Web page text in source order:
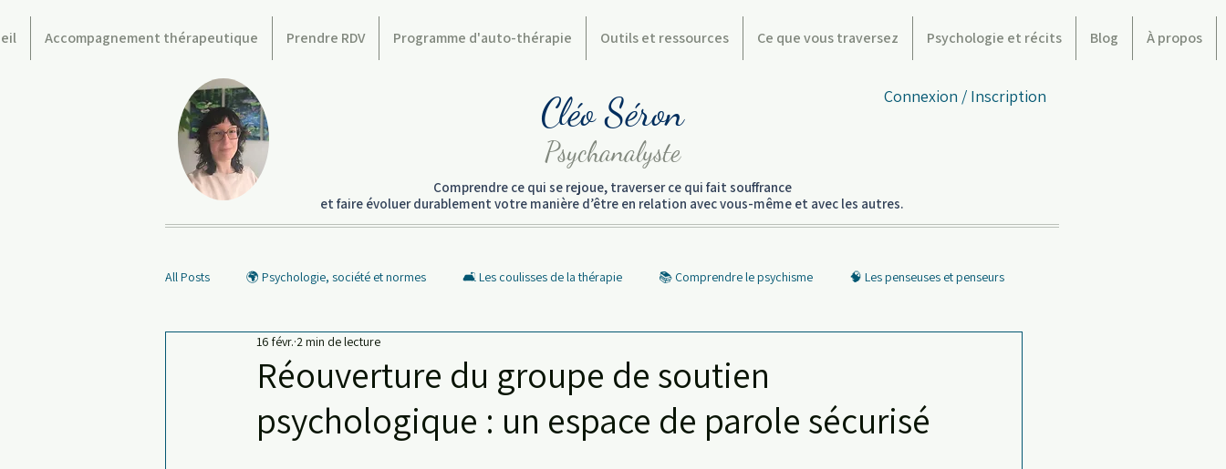
Accompagnement thérapeutique Prendre RDV Programme d'auto-thérapie Outils et ressources Ce que vous traversez Psychologie et récits Blog À propos
Cléo Séron Connexion / Inscription
Psychanalyste
Comprendre ce qui se rejoue, traverser ce qui fait souffrance
et faire évoluer durablement votre manière d’être en relation avec vous-même et avec les autres.
All Posts 🌍 Psychologie, société et normes 🛋️ Les coulisses de la thérapie 📚 Comprendre le psychisme 🧠 Les penseuses et penseurs
💬 Les mots qui font débat 🎬 Pop culture et Psycho
Réouverture du groupe de soutien
psychologique : un espace de parole sécurisé
16 févr. 2 min de lecture